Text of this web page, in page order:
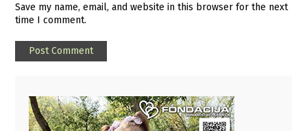
Save my name, email, and website in this browser for the next
time I comment.